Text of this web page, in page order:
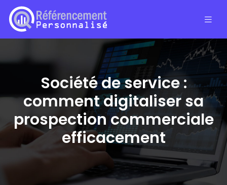
Société de service :
comment digitaliser sa
prospection commerciale
efficacement